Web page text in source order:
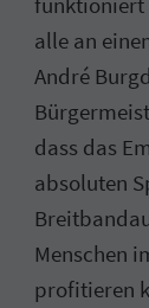
alle an
André
dass das
absoluten
Menschen
profitieren